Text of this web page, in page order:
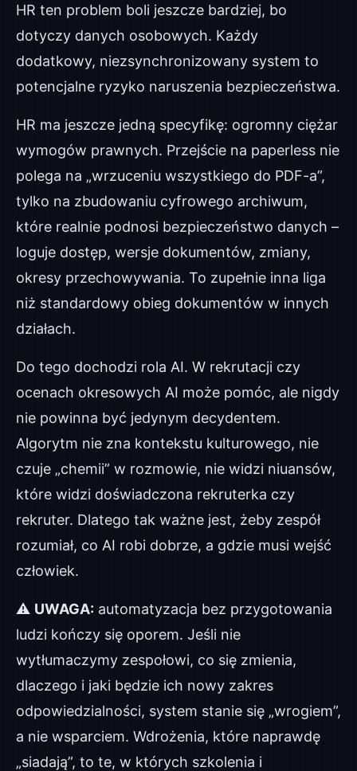
HR ten problem boli jeszcze bardziej, bo
dotyczy danych osobowych. Każdy
dodatkowy, niezsynchronizowany system to
potencjalne ryzyko naruszenia bezpieczeństwa.
HR ma jeszcze jedną specyfikę: ogromny ciężar
wymogów prawnych. Przejście na paperless nie
polega na „wrzuceniu wszystkiego do PDF-a”,
tylko na zbudowaniu cyfrowego archiwum,
które realnie podnosi bezpieczeństwo danych –
loguje dostęp, wersje dokumentów, zmiany,
okresy przechowywania. To zupełnie inna liga
niż standardowy obieg dokumentów w innych
działach.
Do tego dochodzi rola AI. W rekrutacji czy
ocenach okresowych AI może pomóc, ale nigdy
nie powinna być jedynym decydentem.
Algorytm nie zna kontekstu kulturowego, nie
czuje „chemii” w rozmowie, nie widzi niuansów,
które widzi doświadczona rekruterka czy
rekruter. Dlatego tak ważne jest, żeby zespół
rozumiał, co AI robi dobrze, a gdzie musi wejść
człowiek.
⚠ UWAGA: automatyzacja bez przygotowania
ludzi kończy się oporem. Jeśli nie
wytłumaczymy zespołowi, co się zmienia,
dlaczego i jaki będzie ich nowy zakres
odpowiedzialności, system stanie się „wrogiem”,
a nie wsparciem. Wdrożenia, które naprawdę
„siadają”, to te, w których szkolenia i